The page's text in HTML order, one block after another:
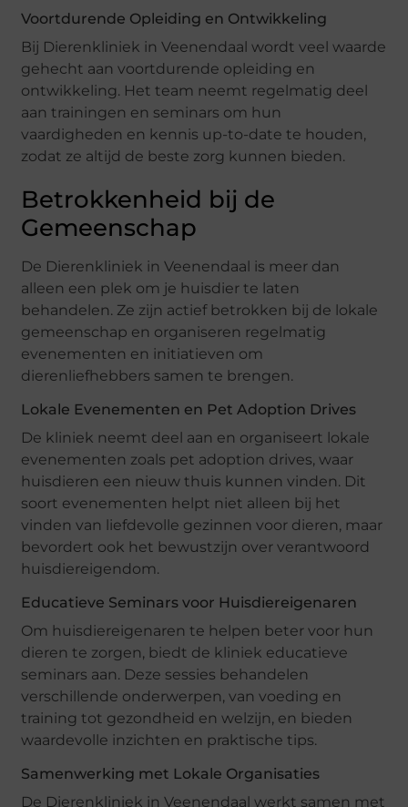
Voortdurende Opleiding en Ontwikkeling
Bij Dierenkliniek in Veenendaal wordt veel waarde
gehecht aan voortdurende opleiding en
ontwikkeling. Het team neemt regelmatig deel
aan trainingen en seminars om hun
vaardigheden en kennis up-to-date te houden,
zodat ze altijd de beste zorg kunnen bieden.
Betrokkenheid bij de
Gemeenschap
De Dierenkliniek in Veenendaal is meer dan
alleen een plek om je huisdier te laten
behandelen. Ze zijn actief betrokken bij de lokale
gemeenschap en organiseren regelmatig
evenementen en initiatieven om
dierenliefhebbers samen te brengen.
Lokale Evenementen en Pet Adoption Drives
De kliniek neemt deel aan en organiseert lokale
evenementen zoals pet adoption drives, waar
huisdieren een nieuw thuis kunnen vinden. Dit
soort evenementen helpt niet alleen bij het
vinden van liefdevolle gezinnen voor dieren, maar
bevordert ook het bewustzijn over verantwoord
huisdiereigendom.
Educatieve Seminars voor Huisdiereigenaren
Om huisdiereigenaren te helpen beter voor hun
dieren te zorgen, biedt de kliniek educatieve
seminars aan. Deze sessies behandelen
verschillende onderwerpen, van voeding en
training tot gezondheid en welzijn, en bieden
waardevolle inzichten en praktische tips.
Samenwerking met Lokale Organisaties
De Dierenkliniek in Veenendaal werkt samen met